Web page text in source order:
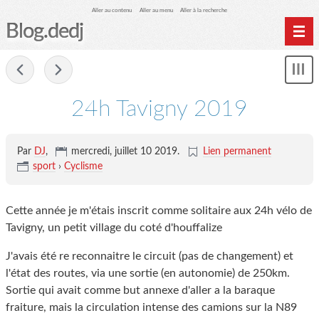
Aller au contenu Aller au menu Aller à la recherche
Blog.dedj
24h Tavigny 2019
Par DJ, mercredi, juillet 10 2019.
Lien permanent
sport › Cyclisme
Cette année je m'étais inscrit comme solitaire aux 24h vélo de
Tavigny, un petit village du coté d'houffalize
J'avais été re reconnaitre le circuit (pas de changement) et
l'état des routes, via une sortie (en autonomie) de 250km.
Sortie qui avait comme but annexe d'aller a la baraque
fraiture, mais la circulation intense des camions sur la N89